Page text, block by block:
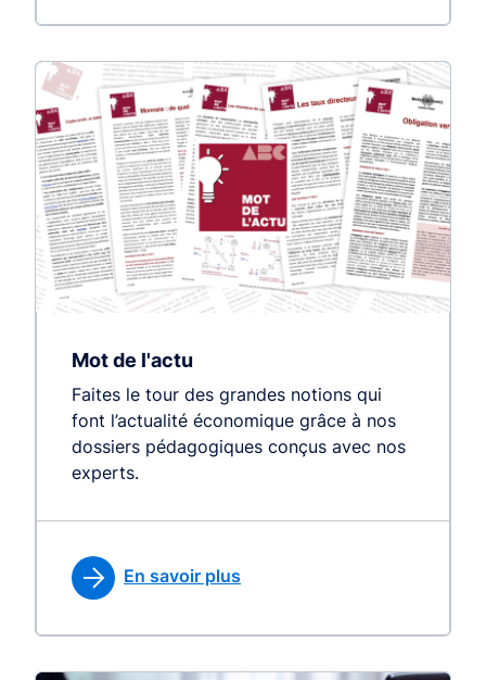
Mot de l'actu
Faites le tour des grandes notions qui
font l’actualité économique grâce à nos
dossiers pédagogiques conçus avec nos
experts.
En savoir plus